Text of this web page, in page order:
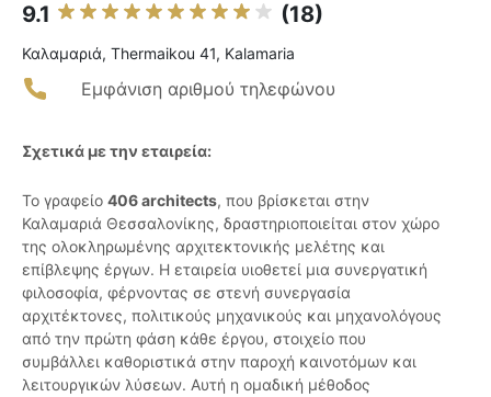
9.1 (18)
Καλαμαριά, Thermaikou 41, Kalamaria
Εμφάνιση αριθμού τηλεφώνου
Σχετικά με την εταιρεία:
Το γραφείο 406 architects, που βρίσκεται στην
Καλαμαριά Θεσσαλονίκης, δραστηριοποιείται στον χώρο
της ολοκληρωμένης αρχιτεκτονικής μελέτης και
επίβλεψης έργων. Η εταιρεία υιοθετεί μια συνεργατική
φιλοσοφία, φέρνοντας σε στενή συνεργασία
αρχιτέκτονες, πολιτικούς μηχανικούς και μηχανολόγους
από την πρώτη φάση κάθε έργου, στοιχείο που
συμβάλλει καθοριστικά στην παροχή καινοτόμων και
λειτουργικών λύσεων. Αυτή η ομαδική μέθοδος